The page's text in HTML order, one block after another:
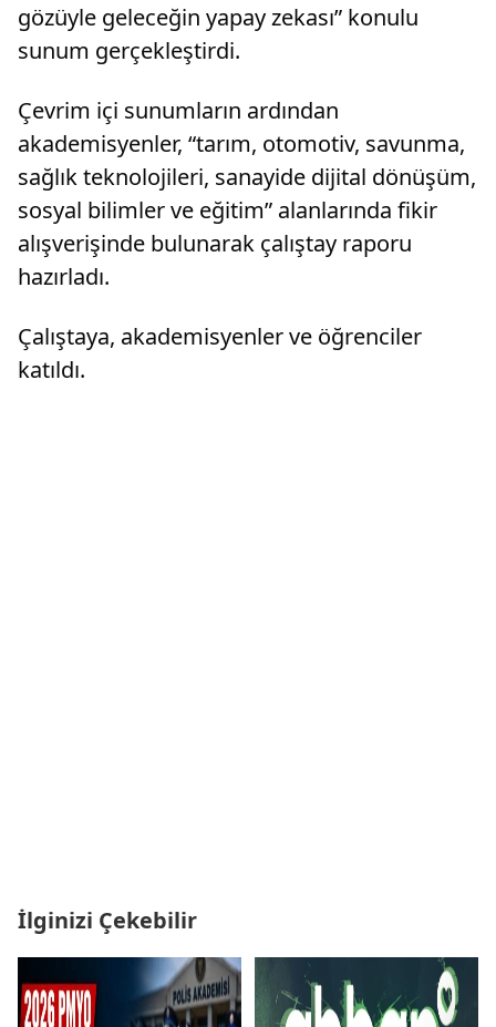
gözüyle geleceğin yapay zekası” konulu
sunum gerçekleştirdi.
Çevrim içi sunumların ardından
akademisyenler, “tarım, otomotiv, savunma,
sağlık teknolojileri, sanayide dijital dönüşüm,
sosyal bilimler ve eğitim” alanlarında fikir
alışverişinde bulunarak çalıştay raporu
hazırladı.
Çalıştaya, akademisyenler ve öğrenciler
katıldı.
İlginizi Çekebilir